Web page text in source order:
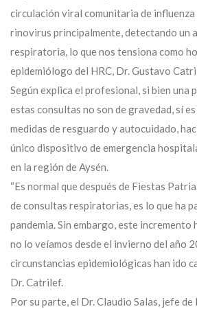
circulación viral comunitaria de influenza
rinovirus principalmente, detectando un
respiratoria, lo que nos tensiona como
epidemiólogo del HRC, Dr. Gustavo
Según explica el profesional, si bien una
estas consultas no son de gravedad, sí
medidas de resguardo y autocuidado,
único dispositivo de emergencia
en la región de Aysén.
“Es normal que después de Fiestas
de consultas respiratorias, es lo que ha
pandemia. Sin embargo, este incremento
no lo veíamos desde el invierno del año
circunstancias epidemiológicas han ido
Dr. Catrilef.
Por su parte, el Dr. Claudio Salas, jefe